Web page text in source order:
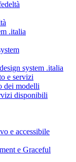
.italia
system .italia
e servizi
dei modelli
disponibili
e accessibile
e Graceful